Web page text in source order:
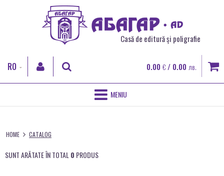
RO
BG
EN
Casă de editură şi poligrafie
0.00 € / 0.00 лв.
HOME CATALOG
SUNT ARĂTATE ÎN TOTAL 0 PRODUS